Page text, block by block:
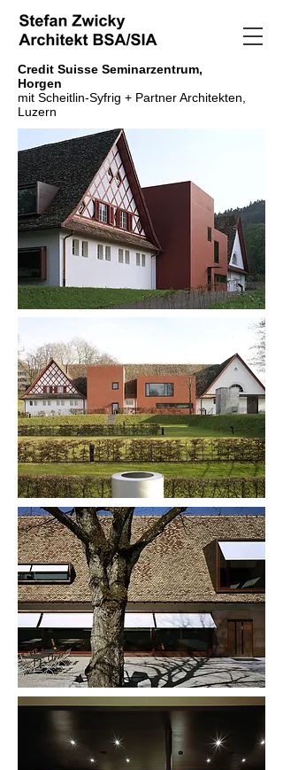
Credit Suisse Seminarzentrum,
Horgen
mit Scheitlin-Syfrig + Partner Architekten,
Luzern